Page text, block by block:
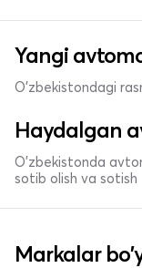
Yangi
O'zbekistondagi
Haydalgan
O'zbekistonda
sotib olish va sotish
Markalar